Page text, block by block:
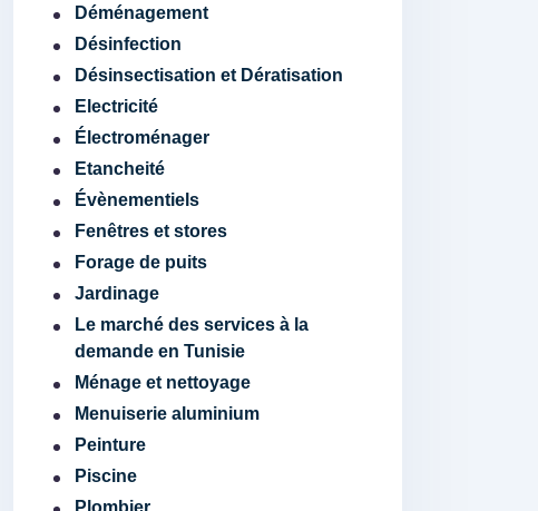
Déménagement
Désinfection
Désinsectisation et Dératisation
Electricité
Électroménager
Etancheité
Évènementiels
Fenêtres et stores
Forage de puits
Jardinage
Le marché des services à la
demande en Tunisie
Ménage et nettoyage
Menuiserie aluminium
Peinture
Piscine